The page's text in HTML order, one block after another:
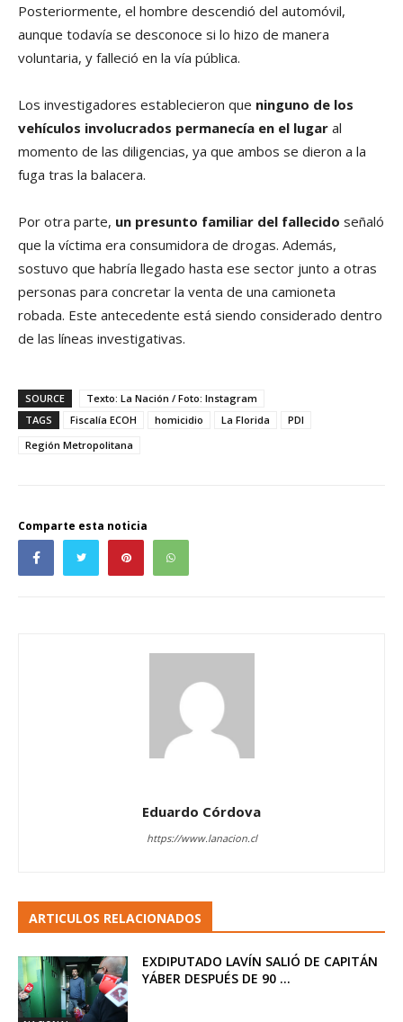
Posteriormente, el hombre descendió del automóvil,
aunque todavía se desconoce si lo hizo de manera
voluntaria, y falleció en la vía pública.
Los investigadores establecieron que ninguno de los
vehículos involucrados permanecía en el lugar al
momento de las diligencias, ya que ambos se dieron a la
fuga tras la balacera.
Por otra parte, un presunto familiar del fallecido señaló
que la víctima era consumidora de drogas. Además,
sostuvo que habría llegado hasta ese sector junto a otras
personas para concretar la venta de una camioneta
robada. Este antecedente está siendo considerado dentro
de las líneas investigativas.
SOURCE
Texto: La Nación / Foto: Instagram
TAGS
Fiscalía ECOH homicidio La Florida
PDI
Región Metropolitana
Comparte esta noticia
Eduardo Córdova
https://www.lanacion.cl
ARTICULOS RELACIONADOS
EXDIPUTADO LAVÍN SALIÓ DE CAPITÁN
YÁBER DESPUÉS DE 90 ...